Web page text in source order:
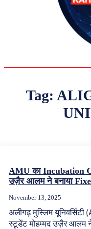
Tag:
AMU का Incubation
उज़ैर आलम ने बनाया
November 13, 2025
अलीगढ़ मुस्लिम यूनिवर्सिटी
स्टूडेंट मोहम्मद उज़ैर आलम